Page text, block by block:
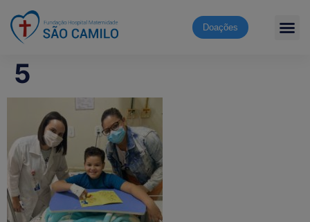
Doações
5